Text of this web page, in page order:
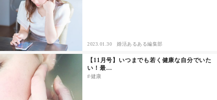
2023.01.30 婚活あるある編集部
【11月号】いつまでも若く健康な自分でいた
い！最…
健康